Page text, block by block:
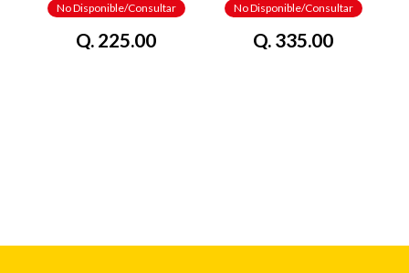
No Disponible/Consultar
Q. 225.00
No Disponible/Consultar
Q. 335.00